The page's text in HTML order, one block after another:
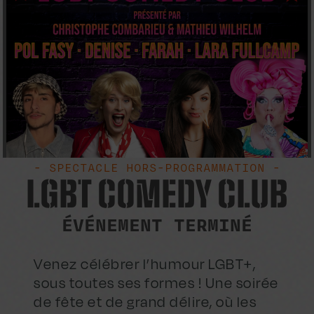
- SPECTACLE HORS-PROGRAMMATION -
LGBT COMEDY CLUB
ÉVÉNEMENT TERMINÉ
Venez célébrer l’humour LGBT+,
sous toutes ses formes ! Une soirée
de fête et de grand délire, où les